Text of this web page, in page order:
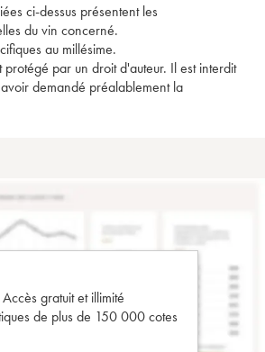
ci-dessus présentent les
du vin concerné.
au millésime.
protégé par un droit d'auteur. Il est interdit
demandé préalablement la
Accès gratuit et illimité
de plus de 150 000 cotes